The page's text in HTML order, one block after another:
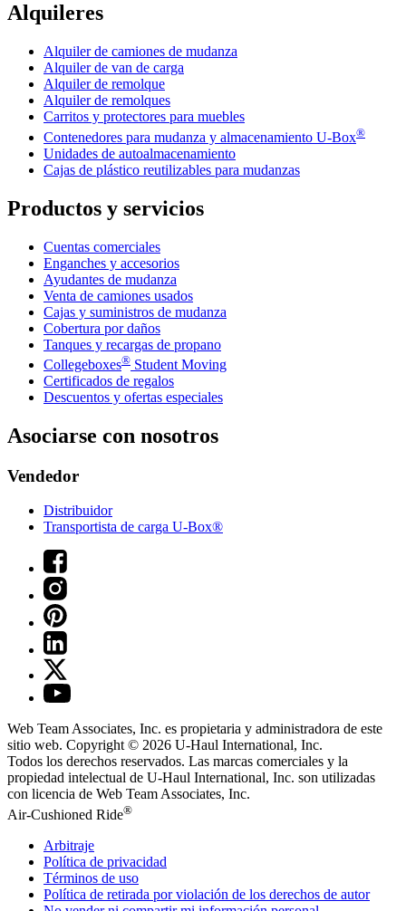
Alquileres
Alquiler de camiones de mudanza
Alquiler de van de carga
Alquiler de remolque
Alquiler de remolques
Carritos y protectores para muebles
Contenedores para mudanza y almacenamiento U-Box®
Unidades de autoalmacenamiento
Cajas de plástico reutilizables para mudanzas
Productos y servicios
Cuentas comerciales
Enganches y accesorios
Ayudantes de mudanza
Venta de camiones usados
Cajas y suministros de mudanza
Cobertura por daños
Tanques y recargas de propano
Collegeboxes® Student Moving
Certificados de regalos
Descuentos y ofertas especiales
Asociarse con nosotros
Vendedor
Distribuidor
Transportista de carga U-Box®
Web Team Associates, Inc. es propietaria y administradora de este
sitio web. Copyright © 2026 U-Haul International, Inc.
Todos los derechos reservados. Las marcas comerciales y la
propiedad intelectual de U-Haul International, Inc. son utilizadas
con licencia de Web Team Associates, Inc.
Air-Cushioned Ride®
Arbitraje
Política de privacidad
Términos de uso
Política de retirada por violación de los derechos de autor